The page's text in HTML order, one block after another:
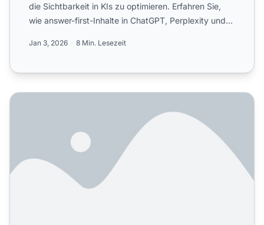
die Sichtbarkeit in KIs zu optimieren. Erfahren Sie,
wie answer-first-Inhalte in ChatGPT, Perplexity und
Jan 3, 2026 8 Min. Lesezeit
Wie man Bottom-of-Funnel-Content für KI-